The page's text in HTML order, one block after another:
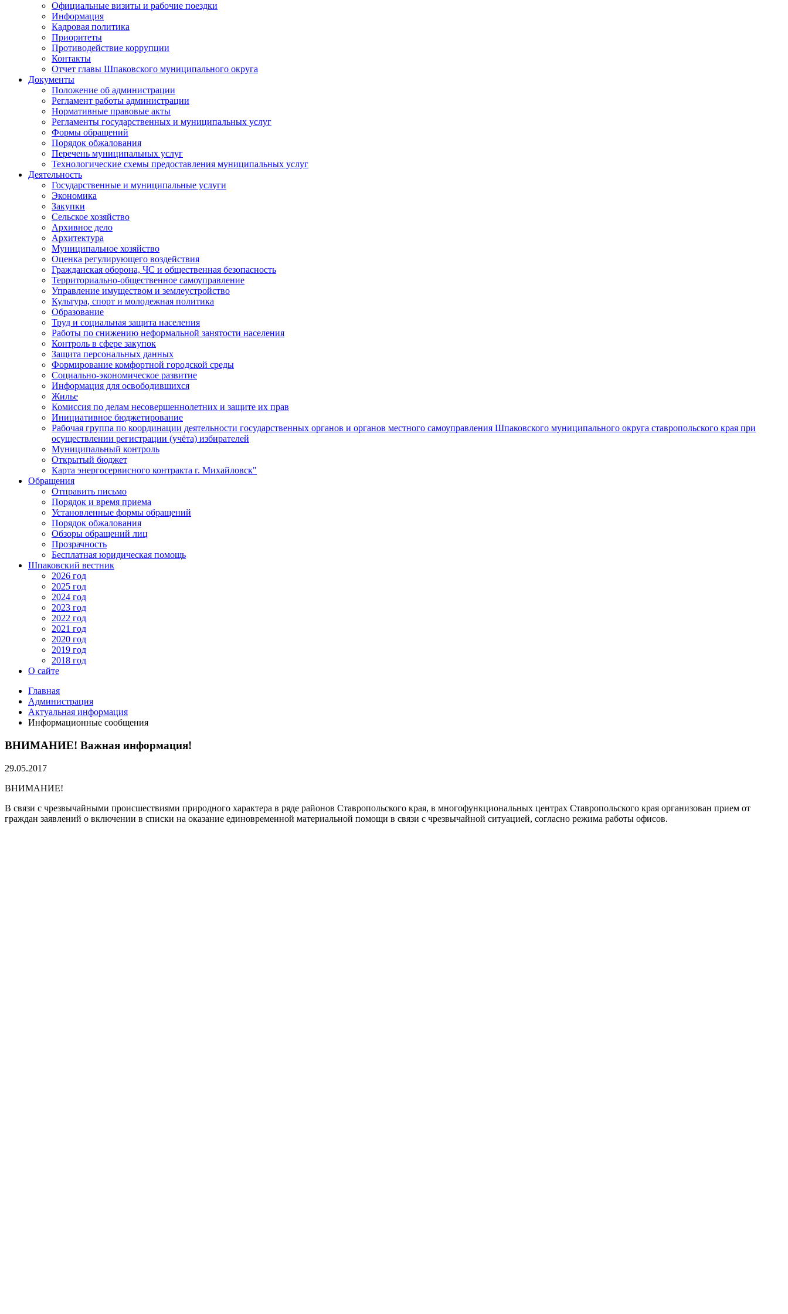
Официальные визиты и рабочие поездки
Информация
Кадровая политика
Приоритеты
Противодействие коррупции
Контакты
Отчет главы Шпаковского муниципального округа
Документы
Положение об администрации
Регламент работы администрации
Нормативные правовые акты
Регламенты государственных и муниципальных услуг
Формы обращений
Порядок обжалования
Перечень муниципальных услуг
Технологические схемы предоставления муниципальных услуг
Деятельность
Государственные и муниципальные услуги
Экономика
Закупки
Сельское хозяйство
Архивное дело
Архитектура
Муниципальное хозяйство
Оценка регулирующего воздействия
Гражданская оборона, ЧС и общественная безопасность
Территориально-общественное самоуправление
Управление имуществом и землеустройство
Культура, спорт и молодежная политика
Образование
Труд и социальная защита населения
Работы по снижению неформальной занятости населения
Контроль в сфере закупок
Защита персональных данных
Формирование комфортной городской среды
Социально-экономическое развитие
Информация для освободившихся
Жилье
Комиссия по делам несовершеннолетних и защите их прав
Инициативное бюджетирование
Рабочая группа по координации деятельности государственных органов и органов местного самоуправления Шпаковского муниципального округа ставропольского края при
осуществлении регистрации (учёта) избирателей
Муниципальный контроль
Открытый бюджет
Карта энергосервисного контракта г. Михайловск"
Обращения
Отправить письмо
Порядок и время приема
Установленные формы обращений
Порядок обжалования
Обзоры обращений лиц
Прозрачность
Бесплатная юридическая помощь
Шпаковский вестник
2026 год
2025 год
2024 год
2023 год
2022 год
2021 год
2020 год
2019 год
2018 год
О сайте
Главная
Администрация
Актуальная информация
Информационные сообщения
ВНИМАНИЕ! Важная информация!
29.05.2017
ВНИМАНИЕ!
В связи с чрезвычайными происшествиями природного характера в ряде районов Ставропольского края, в многофункциональных центрах Ставропольского края организован прием от
граждан заявлений о включении в списки на оказание единовременной материальной помощи в связи с чрезвычайной ситуацией, согласно режима работы офисов.